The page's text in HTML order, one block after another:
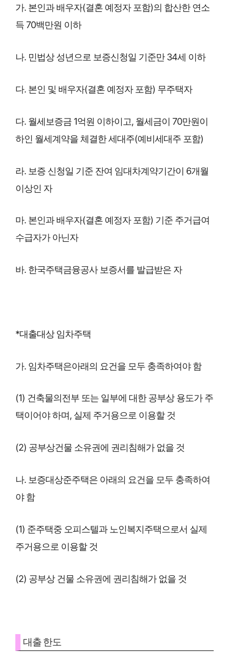
가. 본인과 배우자(결혼 예정자 포함)의 합산한 연소
득 70백만원 이하
나. 민법상 성년으로 보증신청일 기준만 34세 이하
다. 본인 및 배우자(결혼 예정자 포함) 무주택자
다. 월세보증금 1억원 이하이고, 월세금이 70만원이
하인 월세계약을 체결한 세대주(예비세대주 포함)
라. 보증 신청일 기준 잔여 임대차계약기간이 6개월
이상인 자
마. 본인과 배우자(결혼 예정자 포함) 기준 주거급여
수급자가 아닌자
바. 한국주택금융공사 보증서를 발급받은 자
*대출대상 임차주택
가. 임차주택은아래의 요건을 모두 충족하여야 함
(1) 건축물의전부 또는 일부에 대한 공부상 용도가 주
택이어야 하며, 실제 주거용으로 이용할 것
(2) 공부상건물 소유권에 권리침해가 없을 것
나. 보증대상준주택은 아래의 요건을 모두 충족하여
야 함
(1) 준주택중 오피스텔과 노인복지주택으로서 실제
주거용으로 이용할 것
(2) 공부상 건물 소유권에 권리침해가 없을 것
대출 한도